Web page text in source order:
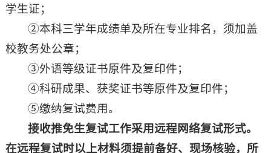
学生证；
②本科三学年成绩单及所在专业排名，须加盖
校教务处公章；
③外语等级证书原件及复印件；
④科研成果、获奖证书等原件及复印件；
⑤缴纳复试费用。
接收推免生复试工作采用远程网络复试形式。
在远程复试时以上材料须提前备好、现场核验，所